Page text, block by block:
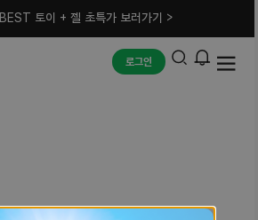
BEST 토이 + 젤 초특가 보러가기 >
로그인